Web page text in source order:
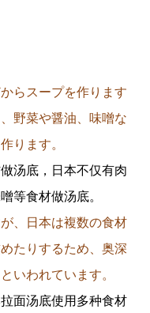
らスープを作ります
野菜や醤油、味噌な
ります。
汤底，日本不仅有肉
等食材做汤底。
、日本は複数の食材
たりするため、奥深
いわれています。
面汤底使用多种食材